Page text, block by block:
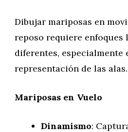
Dibujar mariposas en
reposo requiere enfoques
diferentes, especialmente
representación de las alas.
Mariposas en Vuelo
Dinamismo: